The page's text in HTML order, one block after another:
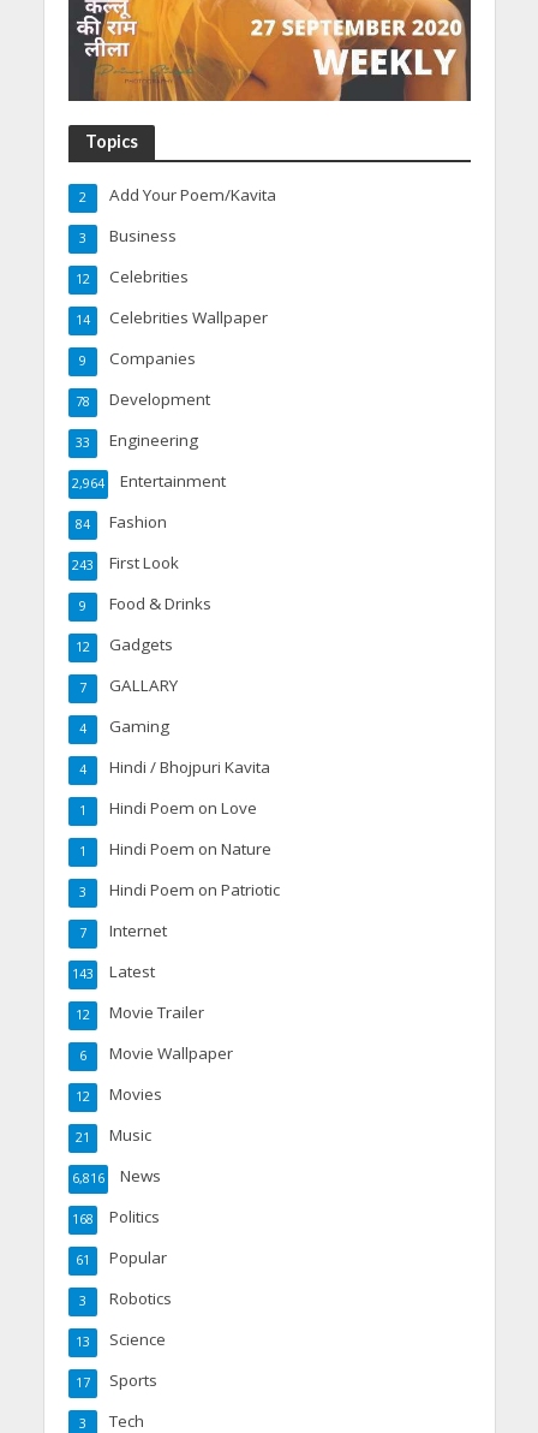
Topics
Add Your Poem/Kavita
2
Business
3
Celebrities
12
Celebrities Wallpaper
14
Companies
9
Development
78
Engineering
33
Entertainment
2,964
Fashion
84
First Look
243
Food & Drinks
9
Gadgets
12
GALLARY
7
Gaming
4
Hindi / Bhojpuri Kavita
4
Hindi Poem on Love
1
Hindi Poem on Nature
1
Hindi Poem on Patriotic
3
Internet
7
Latest
143
Movie Trailer
12
Movie Wallpaper
6
Movies
12
Music
21
News
6,816
Politics
168
Popular
61
Robotics
3
Science
13
Sports
17
Tech
3